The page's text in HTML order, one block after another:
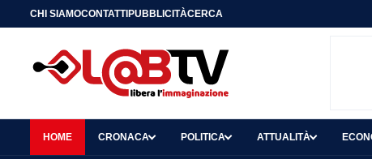
CHI SIAMOCONTATTIPUBBLICITÀCERCA
HOME CRONACA POLITICA ATTUALITÀ